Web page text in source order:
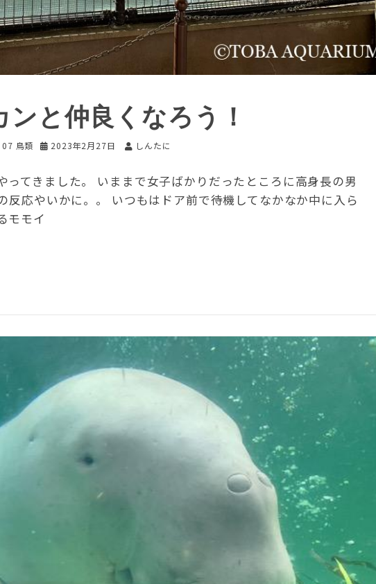
ンと仲良くなろう！
07 鳥類 2023年2月27日 しんたに
ってきました。 いままで女子ばかりだったところに高身長の男
反応やいかに。。 いつもはドア前で待機してなかなか中に入ら
モモイ